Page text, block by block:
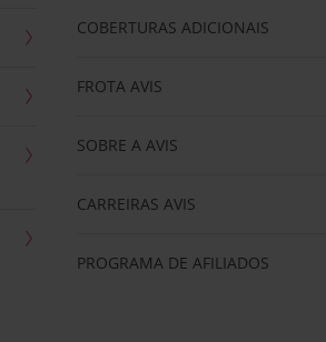
COBERTURAS ADICIONAIS
FROTA AVIS
SOBRE A AVIS
CARREIRAS AVIS
PROGRAMA DE AFILIADOS